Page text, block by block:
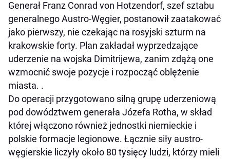
Generał Franz Conrad von Hotzendorf, szef sztabu
generalnego Austro-Węgier, postanowił zaatakować
jako pierwszy, nie czekając na rosyjski szturm na
krakowskie forty. Plan zakładał wyprzedzające
uderzenie na wojska Dimitrijewa, zanim zdążą one
wzmocnić swoje pozycje i rozpocząć oblężenie
miasta. .
Do operacji przygotowano silną grupę uderzeniową
pod dowództwem generała Józefa Rotha, w skład
której włączono również jednostki niemieckie i
polskie formacje legionowe. Łącznie siły austro-
węgierskie liczyły około 80 tysięcy ludzi, którzy mieli